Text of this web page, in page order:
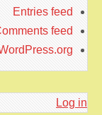
Entries feed
feed
Log in